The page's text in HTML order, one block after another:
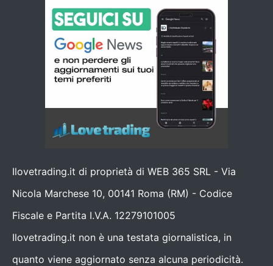
Ilovetrading.it di proprietà di WEB 365 SRL - Via
Nicola Marchese 10, 00141 Roma (RM) - Codice
Fiscale e Partita I.V.A. 12279101005
Ilovetrading.it non è una testata giornalistica, in
quanto viene aggiornato senza alcuna periodicità.